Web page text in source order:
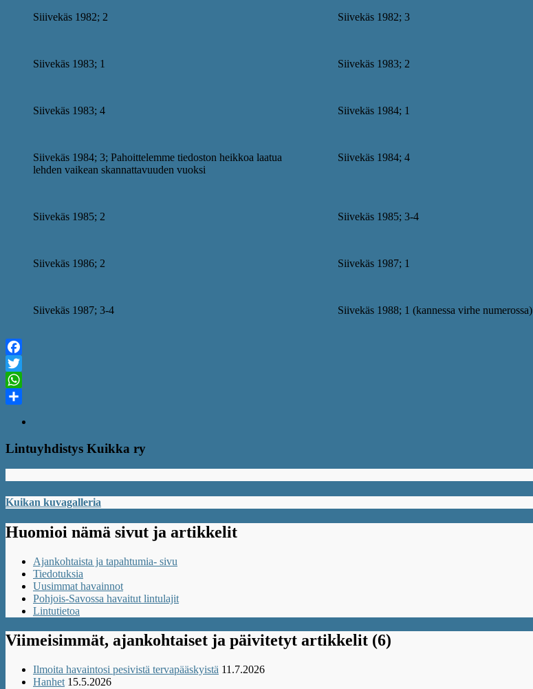
Siiivekäs 1982; 2 Siivekäs 1982; 3
Siivekäs 1983; 1 Siivekäs 1983; 2
Siivekäs 1983; 4 Siivekäs 1984; 1
Siivekäs 1984; 3; Pahoittelemme tiedoston heikkoa laatua
lehden vaikean skannattavuuden vuoksi
Siivekäs 1984; 4
Siivekäs 1985; 2 Siivekäs 1985; 3-4
Siivekäs 1986; 2 Siivekäs 1987; 1
Siivekäs 1987; 3-4 Siivekäs 1988; 1 (kannessa virhe numerossa)
Facebook
Twitter
WhatsApp
Lintuyhdistys Kuikka ry
Kuikan kuvagalleria
Huomioi nämä sivut ja artikkelit
Ajankohtaista ja tapahtumia- sivu
Tiedotuksia
Uusimmat havainnot
Pohjois-Savossa havaitut lintulajit
Lintutietoa
Viimeisimmät, ajankohtaiset ja päivitetyt artikkelit (6)
Ilmoita havaintosi pesivistä tervapääskyistä 11.7.2026
Hanhet 15.5.2026